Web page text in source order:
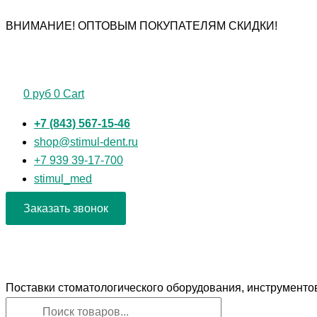
кВНИМАНИЕ! ОПТОВЫМ ПОКУПАТЕЛЯМ СКИДКИ!
0 руб 0 Cart
+7 (843) 567-15-46
shop@stimul-dent.ru
+7 939 39-17-700
stimul_med
Заказать звонок
Поставки стоматологического оборудования,
товаров
товаров
товара
рядная
черный
жесткая
(синтетика)
цена
цена:
цена
цена: